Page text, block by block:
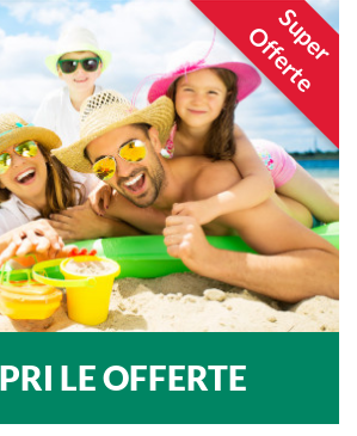
Super
Offerte
LE OFFERTE